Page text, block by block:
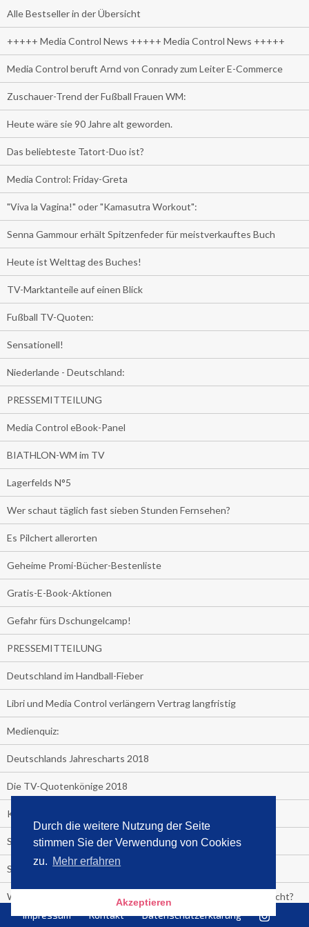
Durch die weitere Nutzung der Seite
stimmen Sie der Verwendung von Cookies
zu. Mehr erfahren
Akzeptieren
Alle Bestseller in der Übersicht
+++++ Media Control News +++++ Media Control News +++++
Media Control beruft Arnd von Conrady zum Leiter E-Commerce
Zuschauer-Trend der Fußball Frauen WM:
Heute wäre sie 90 Jahre alt geworden.
Das beliebteste Tatort-Duo ist?
Media Control: Friday-Greta
"Viva la Vagina!" oder "Kamasutra Workout":
Senna Gammour erhält Spitzenfeder für meistverkauftes Buch
Heute ist Welttag des Buches!
TV-Marktanteile auf einen Blick
Fußball TV-Quoten:
Sensationell!
Niederlande - Deutschland:
PRESSEMITTEILUNG
Media Control eBook-Panel
BIATHLON-WM im TV
Lagerfelds N°5
Wer schaut täglich fast sieben Stunden Fernsehen?
Es Pilchert allerorten
Geheime Promi-Bücher-Bestenliste
Gratis-E-Book-Aktionen
Gefahr fürs Dschungelcamp!
PRESSEMITTEILUNG
Deutschland im Handball-Fieber
Libri und Media Control verlängern Vertrag langfristig
Medienquiz:
Deutschlands Jahrescharts 2018
Die TV-Quotenkönige 2018
KNV und Media Control verlängern vorzeitig Zusammenarbeit
STRENG VERTRAULICH
Streaming verändert TV?
Welcher TV-Sender hat seine Marktanteile seit 2013 vervierfacht?
Michelle for President!
Impressum Kontakt Datenschutzerklärung